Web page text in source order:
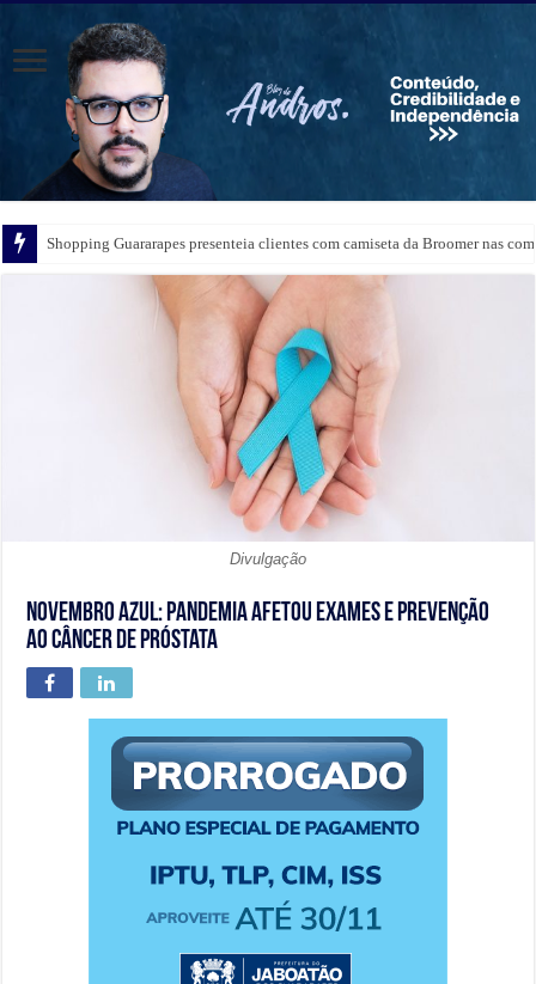
Shopping Guararapes presenteia clientes com camiseta da Broomer nas
Divulgação
Novembro Azul: pandemia afetou exames e prevenção
ao Câncer de Próstata